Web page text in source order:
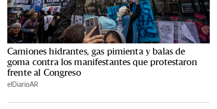
Camiones hidrantes, gas pimienta y balas de
goma contra los manifestantes que protestaron
frente al Congreso
elDiarioAR